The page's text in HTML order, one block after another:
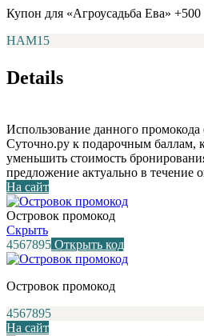
Купон для «Агроусадьба Ева»
НАМ15
Details
Использование данного промокода
Суточно.ру к подарочным баллам,
уменьшить стоимость
предложение актуально в течение
На сайт
Островок промокод
Скрыть
4567895 Открыть код
Островок промокод
4567895
На сайт